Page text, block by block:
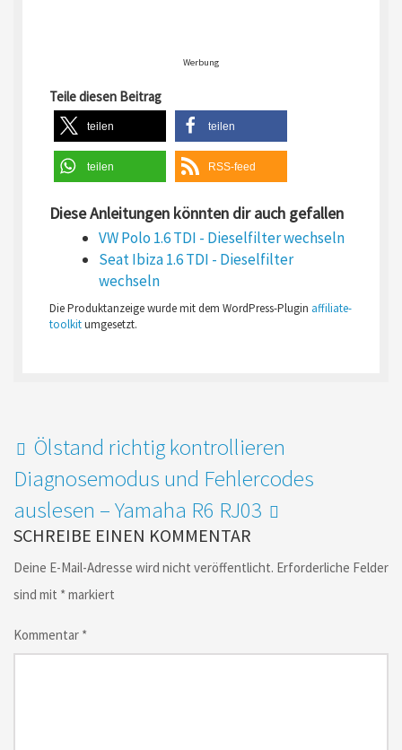
Werbung
Teile diesen Beitrag
teilen teilen
teilen RSS-feed
Diese Anleitungen könnten dir auch gefallen
VW Polo 1.6 TDI - Dieselfilter wechseln
Seat Ibiza 1.6 TDI - Dieselfilter
wechseln
Die Produktanzeige wurde mit dem WordPress-Plugin affiliate-
toolkitumgesetzt.
Ölstand richtig kontrollieren
Diagnosemodus und Fehlercodes
auslesen – Yamaha R6 RJ03
SCHREIBE EINEN KOMMENTAR
Deine E-Mail-Adresse wird nicht veröffentlicht. Erforderliche Felder
sind mit *markiert
Kommentar *